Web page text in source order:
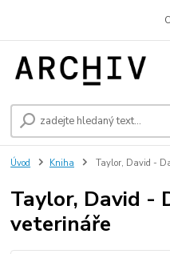
Úvod Kniha Taylor, David -
Taylor, David -
veterináře